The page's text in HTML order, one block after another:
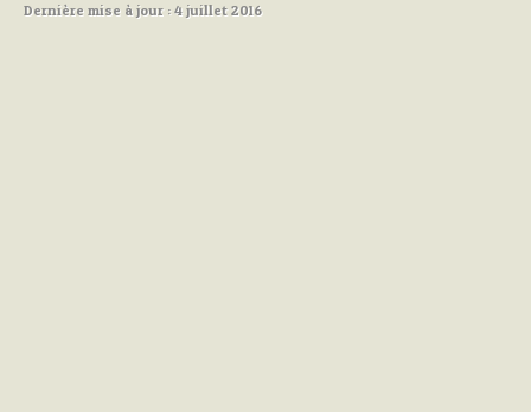
Dernière mise à jour : 4 juillet 2016